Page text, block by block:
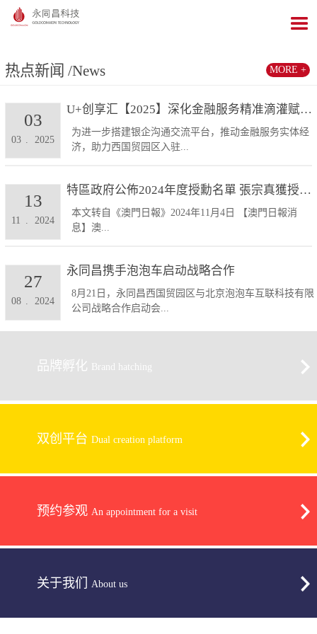
热点新闻 /News
U+创享汇【2025】深化金融服务精准滴灌赋能发展...
为进一步搭建银企沟通交流平台，推动金融服务实体经
济，助力西国贸园区入驻...
03 2025
03
特區政府公佈2024年度授勳名單 張宗真獲授予專業...
本文转自《澳門日報》2024年11月4日 【澳門日報消
息】澳...
11 2024
13
永同昌携手泡泡车启动战略合作
8月21日，永同昌西国贸园区与北京泡泡车互联科技有限
公司战略合作启动会...
08 . 2024
27
MORE +
品牌孵化 Brand hatching
双创平台 Dual creation platform
预约参观 An appointment for a visit
关于我们 About us